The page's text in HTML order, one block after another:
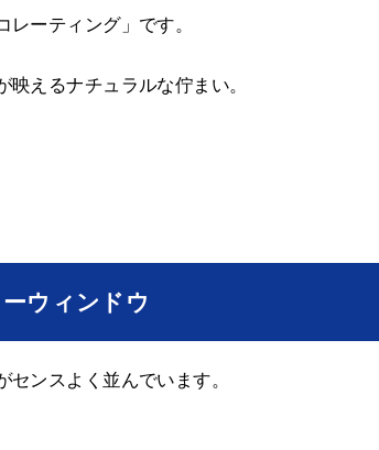
ーティング」です。
えるナチュラルな佇まい。
ウィンドウ
ンスよく並んでいます。